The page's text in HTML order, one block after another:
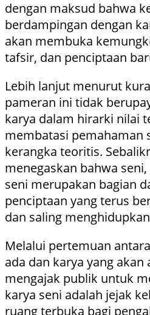
dengan maksud bahwa
berdampingan dengan
akan membuka
tafsir, dan penciptaan
Lebih lanjut menurut
pameran ini tidak
karya dalam hirarki nilai
membatasi pemahaman
kerangka teoritis.
menegaskan bahwa
seni merupakan bagian
penciptaan yang terus
dan saling
Melalui pertemuan
ada dan karya yang akan
mengajak publik untuk
karya seni adalah jejak
ruang terbuka bagi